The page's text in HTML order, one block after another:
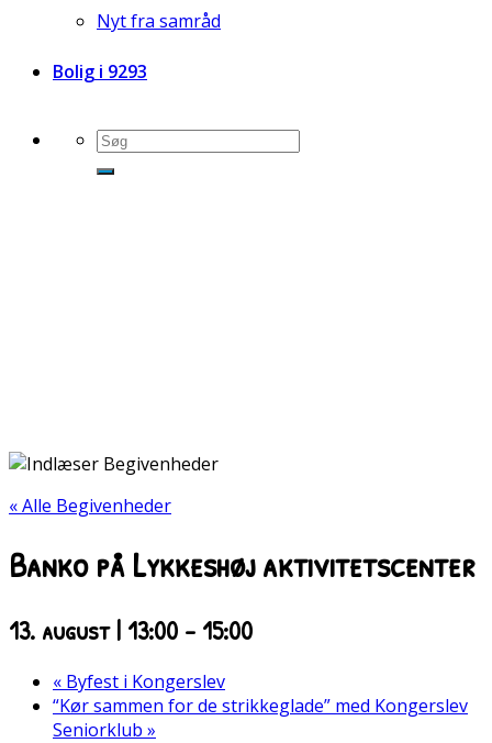
Nyt fra samråd
Bolig i 9293
« Alle Begivenheder
Banko på Lykkeshøj aktivitetscenter
13. august | 13:00 - 15:00
« Byfest i Kongerslev
“Kør sammen for de strikkeglade” med Kongerslev
Seniorklub »